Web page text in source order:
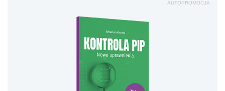
AUTOPROMOCJA